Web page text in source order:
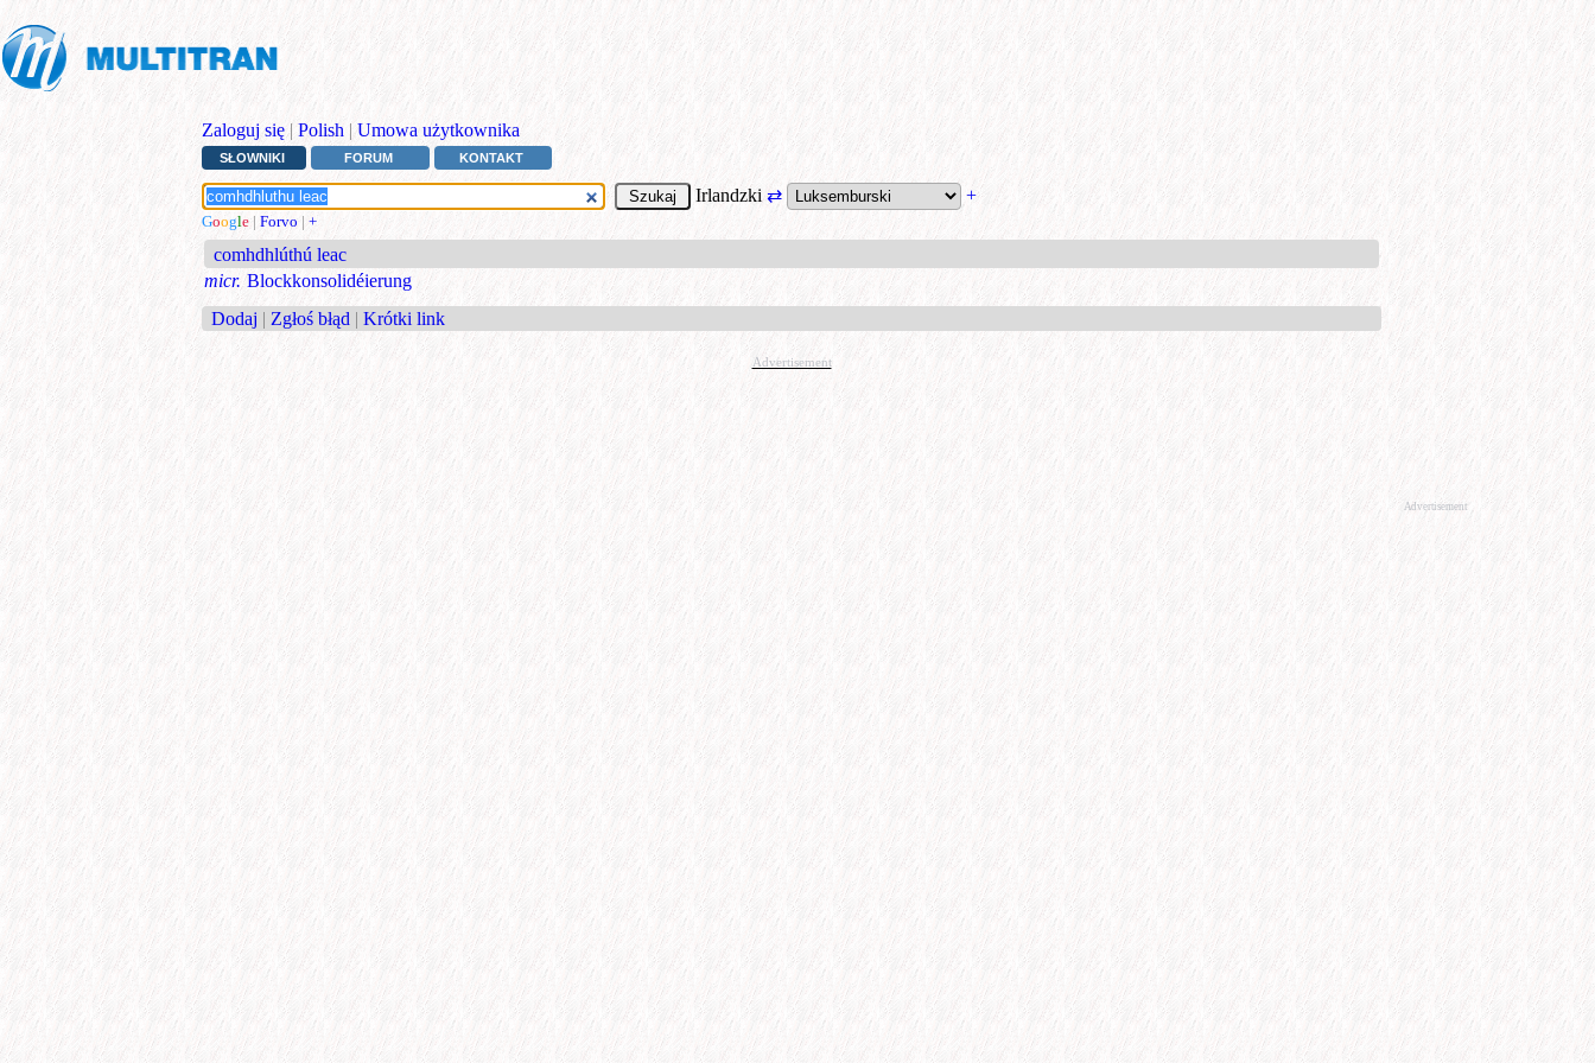
Zaloguj się | Polish | Umowa użytkownika
SŁOWNIKI FORUM KONTAKT
Irlandzki ⇄ +
Google | Forvo | +
comhdhlúthú leac
micr. Blockkonsolidéierung
Dodaj | Zgłoś błąd | Krótki link
Advertisement
Advertisement